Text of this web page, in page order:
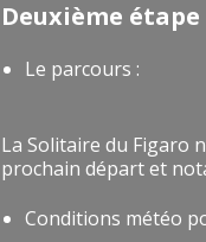
Deuxième
Le parcours :
La Solitaire du Figaro
prochain départ et
Conditions météo